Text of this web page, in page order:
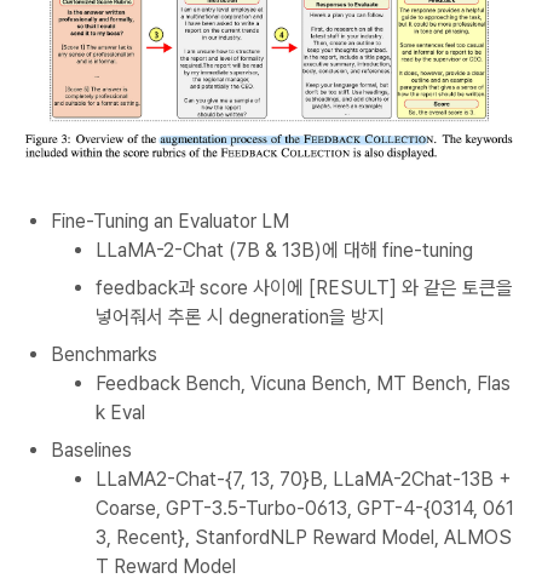
Fine-Tuning an Evaluator LM
LLaMA-2-Chat (7B & 13B)에 대해 fine-tuning
feedback과 score 사이에 [RESULT] 와 같은 토큰을
넣어줘서 추론 시 degneration을 방지
Benchmarks
Feedback Bench, Vicuna Bench, MT Bench, Flas
k Eval
Baselines
LLaMA2-Chat-{7, 13, 70}B, LLaMA-2Chat-13B +
Coarse, GPT-3.5-Turbo-0613, GPT-4-{0314, 061
3, Recent}, StanfordNLP Reward Model, ALMOS
T Reward Model